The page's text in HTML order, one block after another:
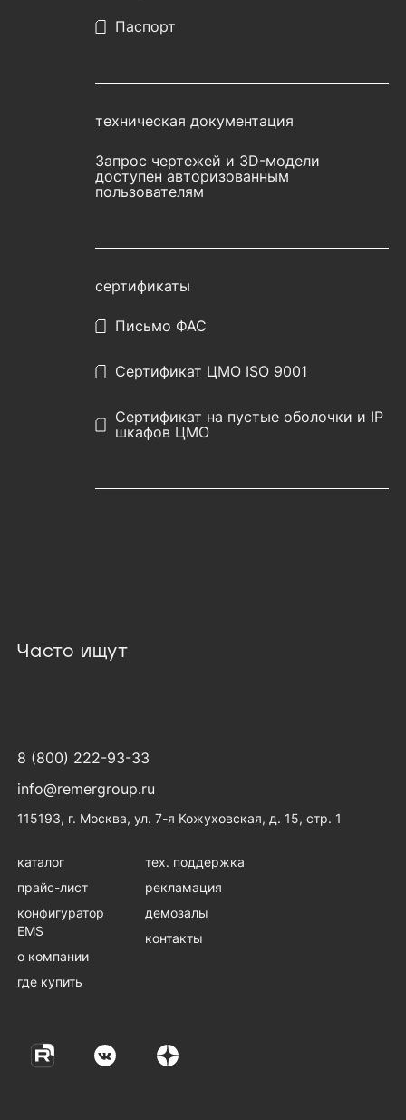
Паспорт
техническая документация
Запрос чертежей и 3D-модели
доступен авторизованным
пользователям
сертификаты
Письмо ФАС
Сертификат ЦМО ISO 9001
Сертификат на пустые оболочки и IP
шкафов ЦМО
Часто ищут
8 (800) 222-93-33
info@remergroup.ru
115193, г. Москва, ул. 7-я Кожуховская, д. 15, стр. 1
каталог
прайс-лист
конфигуратор
EMS
о компании
где купить
тех. поддержка
рекламация
демозалы
контакты